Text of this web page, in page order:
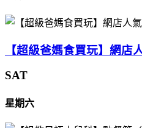
【超級爸媽食買玩】網店
SAT
星期六